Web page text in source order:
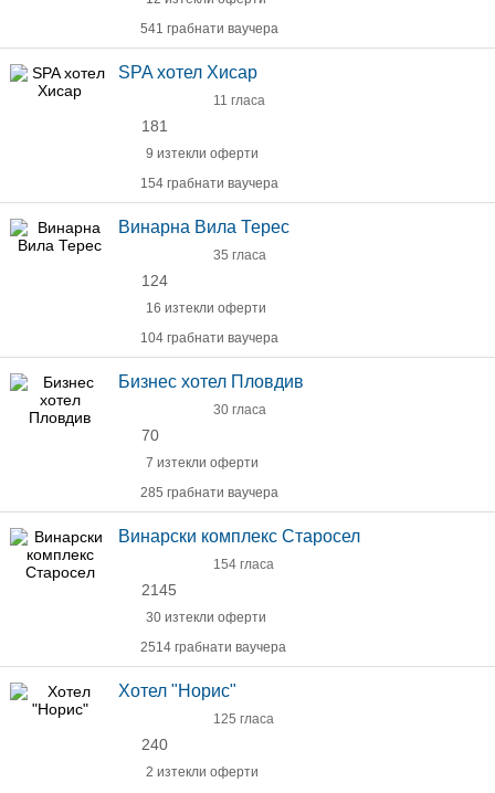
541 грабнати ваучера
SPA хотел Хисар
11 гласа
181
9 изтекли оферти
154 грабнати ваучера
Винарна Вила Терес
35 гласа
124
16 изтекли оферти
104 грабнати ваучера
Бизнес хотел Пловдив
30 гласа
70
7 изтекли оферти
285 грабнати ваучера
Винарски комплекс Старосел
154 гласа
2145
30 изтекли оферти
2514 грабнати ваучера
Хотел "Норис"
125 гласа
240
2 изтекли оферти